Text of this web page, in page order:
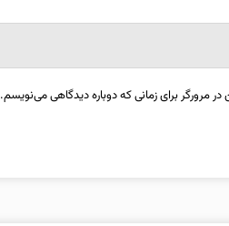
مرورگر برای زمانی که دوباره دیدگاهی می‌نویسم.